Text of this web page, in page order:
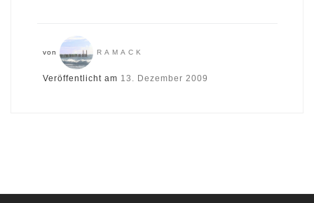
von RAMACK
Veröffentlicht am 13. Dezember 2009